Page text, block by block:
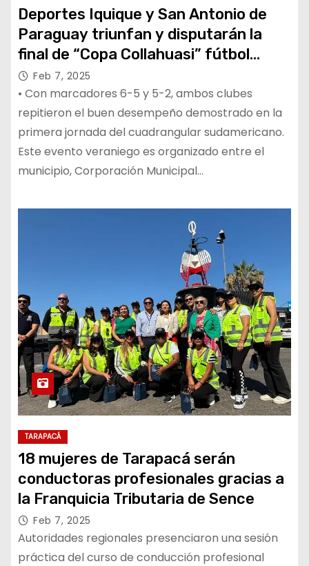
Deportes Iquique y San Antonio de
Paraguay triunfan y disputarán la
final de “Copa Collahuasi” fútbol
playa 2025
Feb 7, 2025
• Con marcadores 6-5 y 5-2, ambos clubes
repitieron el buen desempeño demostrado en la
primera jornada del cuadrangular sudamericano.
Este evento veraniego es organizado entre el
municipio, Corporación Municipal…
TARAPACÁ
18 mujeres de Tarapacá serán
conductoras profesionales gracias a
la Franquicia Tributaria de Sence
Feb 7, 2025
Autoridades regionales presenciaron una sesión
práctica del curso de conducción profesional